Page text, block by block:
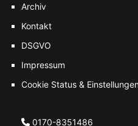
Archiv
Kontakt
DSGVO
Impressum
Cookie Status &
0170-8351486